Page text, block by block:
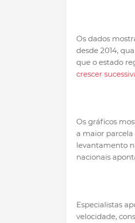
Os dados
desde 2014,
que o estado
crescer
Os gráficos
a maior parcela
levantamento
nacionais
Especialistas
velocidade,